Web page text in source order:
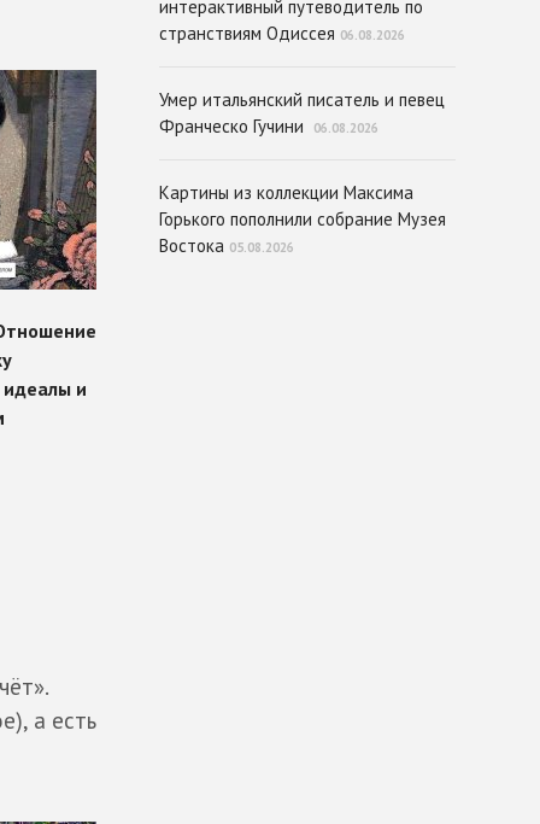
а есть
интерактивный путеводитель по
странствиям Одиссея 06.08.2026
Умер итальянский писатель и певец
Франческо Гучини
06.08.2026
Картины из коллекции Максима
Горького пополнили собрание Музея
Востока 05.08.2026